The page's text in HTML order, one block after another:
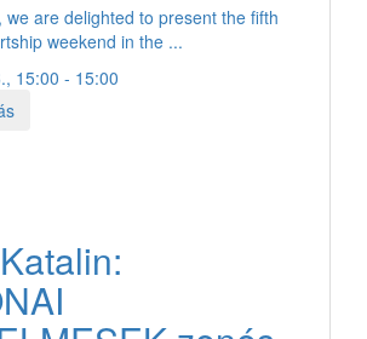
we are delighted to present the fifth
weekend in the ...
15:00 - 15:00